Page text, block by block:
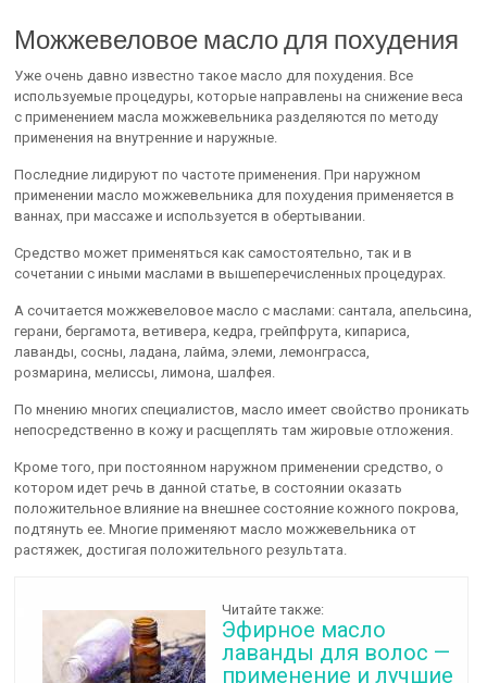
Можжевеловое масло для похудения
Уже очень давно известно такое масло для похудения. Все
используемые процедуры, которые направлены на снижение веса
с применением масла можжевельника разделяются по методу
применения на внутренние и наружные.
Последние лидируют по частоте применения. При наружном
применении масло можжевельника для похудения применяется в
ваннах, при массаже и используется в обертывании.
Средство может применяться как самостоятельно, так и в
сочетании с иными маслами в вышеперечисленных процедурах.
А сочитается можжевеловое масло с маслами: сантала, апельсина,
герани, бергамота, ветивера, кедра, грейпфрута, кипариса,
лаванды, сосны, ладана, лайма, элеми, лемонграсса,
розмарина, мелиссы, лимона, шалфея.
По мнению многих специалистов, масло имеет свойство проникать
непосредственно в кожу и расщеплять там жировые отложения.
Кроме того, при постоянном наружном применении средство, о
котором идет речь в данной статье, в состоянии оказать
положительное влияние на внешнее состояние кожного покрова,
подтянуть ее. Многие применяют масло можжевельника от
растяжек, достигая положительного результата.
Читайте также:
Эфирное масло
лаванды для волос —
применение и лучшие